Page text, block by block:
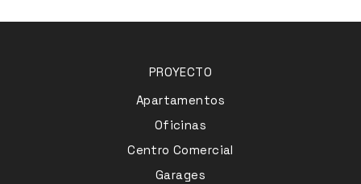
PROYECTO
Apartamentos
Oficinas
Centro Comercial
Garages